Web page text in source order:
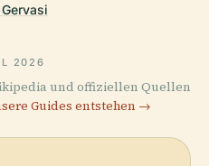
2026
und offiziellen Quellen
Guides entstehen →